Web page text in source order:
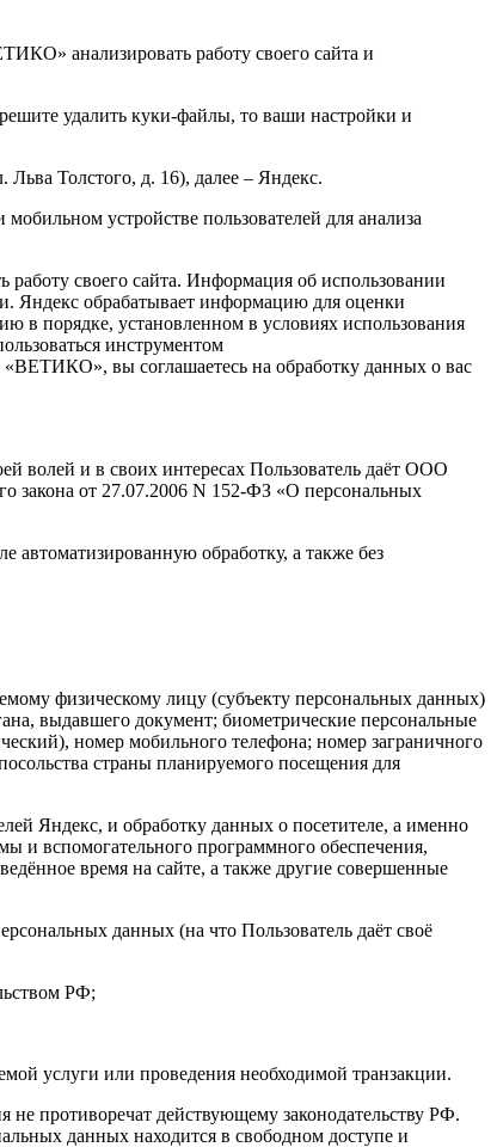
анализировать работу своего сайта и
удалить куки-файлы, то ваши настройки и
Толстого, д. 16), далее – Яндекс.
устройстве пользователей для анализа
своего сайта. Информация об использовании
Яндекс обрабатывает информацию для оценки
в порядке, установленном в условиях использования
инструментом
«ВЕТИКО», вы соглашаетесь на обработку данных о вас
волей и в своих интересах Пользователь даёт ООО
закона от 27.07.2006 N 152-ФЗ «О персональных
автоматизированную обработку, а также без
физическому лицу (субъекту персональных данных)
выдавшего документ; биометрические персональные
номер мобильного телефона; номер заграничного
страны планируемого посещения для
Яндекс, и обработку данных о посетителе, а именно
и вспомогательного программного обеспечения,
время на сайте, а также другие совершенные
данных (на что Пользователь даёт своё
РФ;
услуги или проведения необходимой транзакции.
не противоречат действующему законодательству РФ.
данных находится в свободном доступе и